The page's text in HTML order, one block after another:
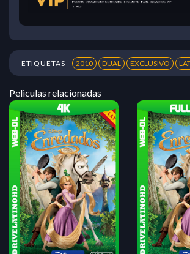
ETIQUETAS - 2010 DUAL EXCLUSIVO
Peliculas relacionadas